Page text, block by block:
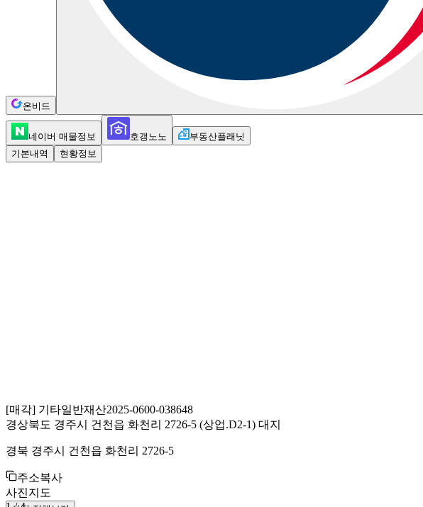
온비드
네이버 매물정보 호갱노노
부동산플래닛
기본내역
현황정보
[매각] 기타일반재산2025-0600-038648
경상북도 경주시 건천읍 화천리 2726-5 (상업.D2-1) 대지
경북 경주시 건천읍 화천리 2726-5
주소복사
사진지도